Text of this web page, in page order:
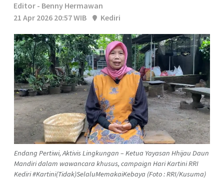
Editor - Benny Hermawan
21 Apr 2026 20:57 WIB
Kediri
Endang Pertiwi, Aktivis Lingkungan – Ketua Yayasan Hhijau Daun
Mandiri dalam wawancara khusus, campaign Hari Kartini RRI
Kediri #Kartini(Tidak)SelaluMemakaiKebaya (Foto : RRI/Kusuma)